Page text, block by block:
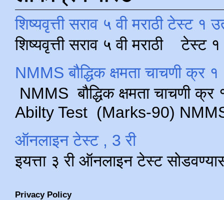
शिष्यवृत्ती सराव ५ वी मराठी टेस्ट १
शिष्यवृत्ती सराव ५ वी मराठी टेस्ट
NMMS बौद्धिक क्षमता चाचणी क्र
NMMS बौद्धिक क्षमता चाचणी
Abilty Test (Marks-90) NMMS
ऑनलाइन टेस्ट , 3 री
इयत्ता ३ री ऑनलाइन टेस्ट
Privacy Policy